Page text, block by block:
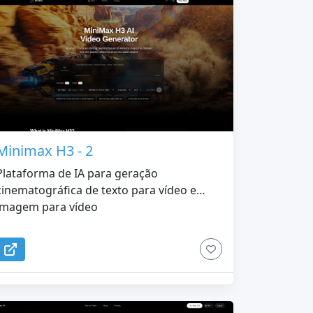
H3 - 2
de IA para geração
de texto para vídeo e
para vídeo